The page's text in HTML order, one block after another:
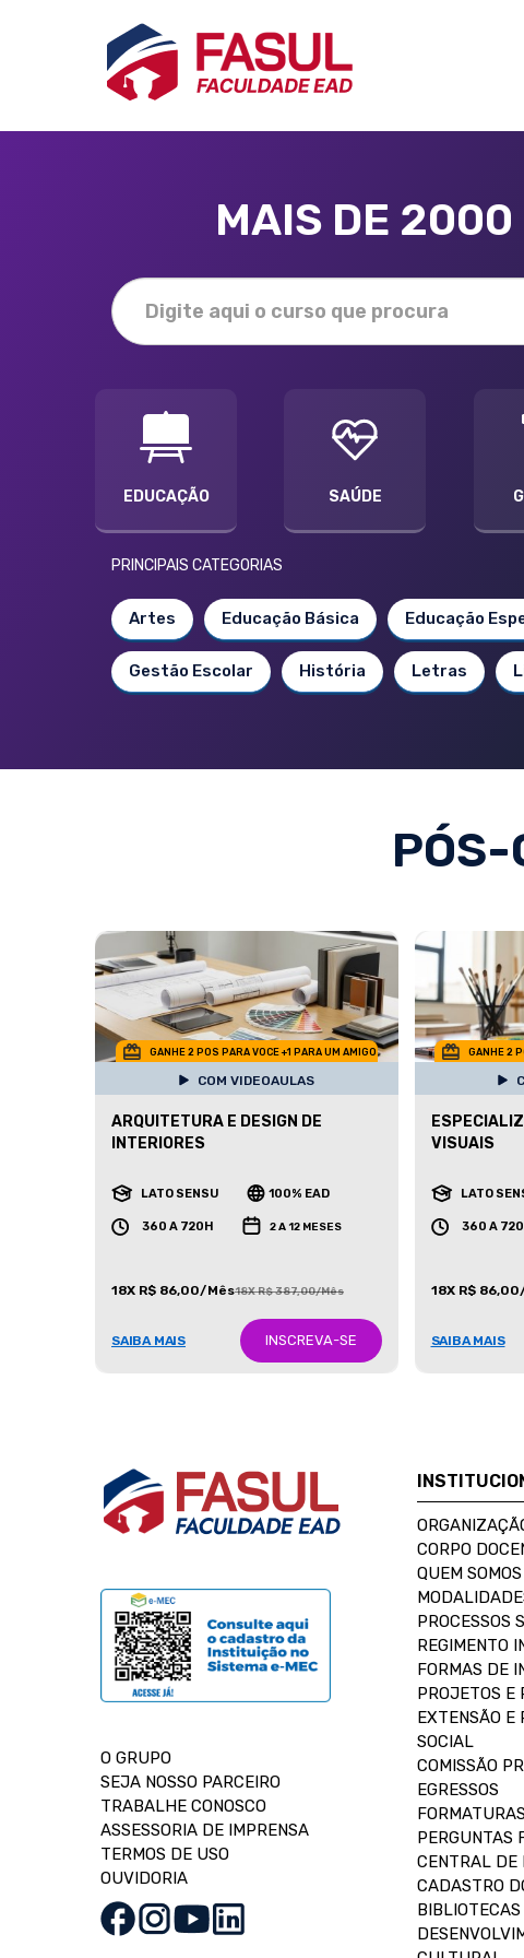
MAIS DE 2000
EDUCAÇÃO SAÚDE
PRINCIPAIS CATEGORIAS
Artes Educação Básica Educação
Gestão Escolar História Letras
PÓS-
GANHE 2 POS PARA VOCE +1 PARA UM AMIGO
COM VIDEOAULAS
ARQUITETURA E DESIGN DE
INTERIORES
LATO SENSU 100% EAD
360 A 720H 2 A 12 MESES
18X R$ 86,00/Mês18X R$ 387,00/Mês
SAIBA MAIS INSCREVA-SE
GANHE 2
VISUAIS
LATO
360 A
18X R$
SAIBA MAIS
O GRUPO
SEJA NOSSO PARCEIRO
TRABALHE CONOSCO
ASSESSORIA DE IMPRENSA
TERMOS DE USO
OUVIDORIA
CORPO
QUEM SOMOS
PROCESSOS
REGIMENTO
FORMAS DE
PROJETOS E
EXTENSÃO E
SOCIAL
COMISSÃO
EGRESSOS
FORMATURAS
PERGUNTAS
CENTRAL DE
CADASTRO
BIBLIOTECAS